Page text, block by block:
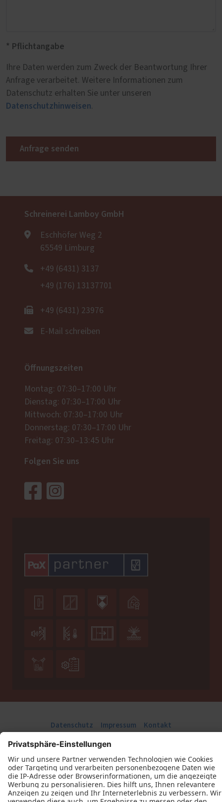
* Pflichtangabe
Ihre Daten werden zum Zweck der Beantwortung Ihrer
Anfrage verarbeitet. Weitere Informationen zum
Datenschutz erhalten Sie unter unseren
Datenschutzhinweisen.
Anfrage senden
Schreinerei Lamboy GmbH
Eschhöfer Weg 2
65549 Limburg
+49 (6431) 3137
+49 (176) 13137701
+49 (6431) 23976
E-Mail schreiben
Öffnungszeiten
Montag: 07:30–17:00 Uhr
Dienstag: 07:30–17:00 Uhr
Mittwoch: 07:30–17:00 Uhr
Donnerstag: 07:30–17:00 Uhr
Freitag: 07:30–13:45 Uhr
Folgen Sie uns
   
   
 
Datenschutz Impressum
Kontakt
Schreinerei Lamboy GmbH © 2026